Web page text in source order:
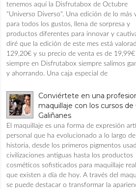
tenemos aquí la Disfrutabox de Octubre
"Universo Diverso". Una edición de lo más
para todos los gustos, llena de sorpresa y
productos diferentes para innovar y
diré que la edición de este mes está
129,20€ y su precio de venta es de
siempre en Disfrutabox siempre salimos
y ahorrando. Una caja especial de
Conviértete en una
maquillaje con los cursos de
Galiñanes
El maquillaje es una forma de expresión
personal que ha evolucionado a lo largo de
historia, desde los primeros pigmentos
civilizaciones antiguas hasta los productos
cosméticos sofisticados para maquillaje
que existen a día de hoy. A través del
se puede destacar o transformar la